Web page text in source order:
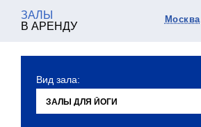
ЗАЛЫ
В АРЕНДУ
Москва
Вид зала: